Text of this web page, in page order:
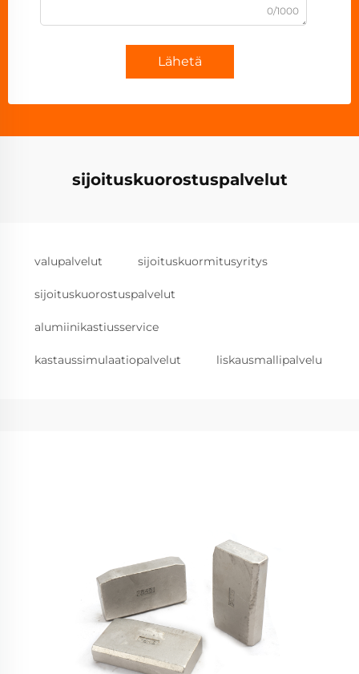
0/1000
Lähetä
sijoituskuorostuspalvelut
valupalvelut sijoituskuormitusyritys
sijoituskuorostuspalvelut
alumiinikastiusservice
kastaussimulaatiopalvelut liskausmallipalvelu